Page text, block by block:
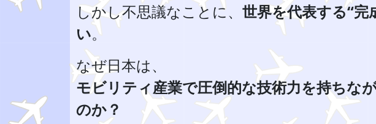
しかし不思議なことに、 世界を代表する“完
い。
なぜ日本は、
モビリティ産業で圧倒的な技術力を持ちな
のか？